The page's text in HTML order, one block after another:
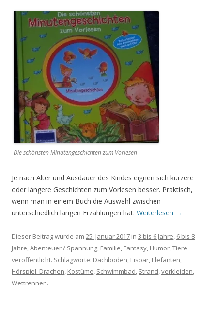
Die schönsten Minutengeschichten zum Vorlesen
Je nach Alter und Ausdauer des Kindes eignen sich kürzere
oder längere Geschichten zum Vorlesen besser. Praktisch,
wenn man in einem Buch die Auswahl zwischen
unterschiedlich langen Erzählungen hat. Weiterlesen →
Dieser Beitrag wurde am 25. Januar 2017 in 3 bis 6 Jahre, 6 bis 8
Jahre,Abenteuer / Spannung, Familie, Fantasy, Humor,Tiere
veröffentlicht. Schlagworte: Dachboden, Eisbär, Elefanten,
Hörspiel. Drachen, Kostüme, Schwimmbad, Strand,verkleiden,
Wettrennen.